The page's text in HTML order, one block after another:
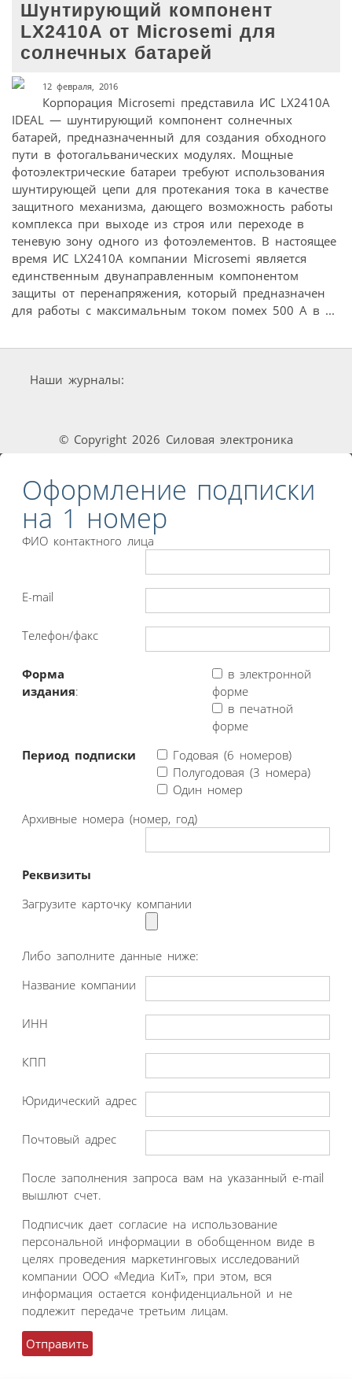
Шунтирующий компонент
LX2410A от Microsemi для
солнечных батарей
12 февраля, 2016
Корпорация Microsemi представила ИС LX2410A
IDEAL — шунтирующий компонент солнечных
батарей, предназначенный для создания обходного
пути в фотогальванических модулях. Мощные
фотоэлектрические батареи требуют использования
шунтирующей цепи для протекания тока в качестве
защитного механизма, дающего возможность работы
комплекса при выходе из строя или переходе в
теневую зону одного из фотоэлементов. В настоящее
время ИС LX2410A компании Microsemi является
единственным двунаправленным компонентом
защиты от перенапряжения, который предназначен
для работы с максимальным током помех 500 А в ...
Наши журналы:
© Copyright 2026 Силовая электроника
Оформление подписки
на 1 номер
ФИО контактного лица
E-mail
Телефон/факс
Форма
издания:
в электронной
форме
в печатной
форме
Период подписки
Годовая (6 номеров)
Полугодовая (3 номера)
Один номер
Архивные номера (номер, год)
Реквизиты
Загрузите карточку компании
Либо заполните данные ниже:
Название компании
ИНН
КПП
Юридический адрес
Почтовый адрес
После заполнения запроса вам на указанный e-mail
вышлют счет.
Подписчик дает согласие на использование
персональной информации в обобщенном виде в
целях проведения маркетинговых исследований
компании ООО «Медиа КиТ», при этом, вся
информация остается конфиденциальной и не
подлежит передаче третьим лицам.